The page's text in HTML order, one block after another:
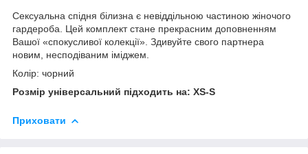
Сексуальна спідня білизна є невіддільною частиною жіночого
гардероба. Цей комплект стане прекрасним доповненням
Вашої «спокусливої колекції». Здивуйте свого партнера
новим, несподіваним іміджем.
Колір: чорний
Розмір універсальний підходить на: XS-S
Приховати